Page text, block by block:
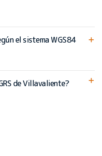
el sistema WGS84
de Villavaliente?